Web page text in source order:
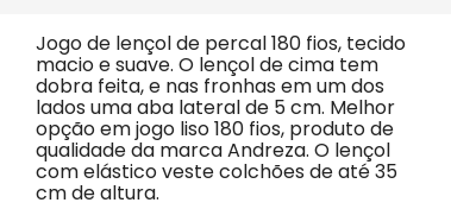
Jogo de lençol de percal 180 fios, tecido
macio e suave. O lençol de cima tem
dobra feita, e nas fronhas em um dos
lados uma aba lateral de 5 cm. Melhor
opção em jogo liso 180 fios, produto de
qualidade da marca Andreza. O lençol
com elástico veste colchões de até 35
cm de altura.